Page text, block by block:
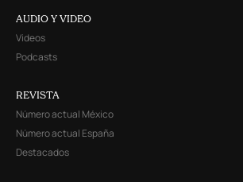
AUDIO Y VIDEO
Videos
Podcasts
REVISTA
Número actual México
Número actual España
Destacados